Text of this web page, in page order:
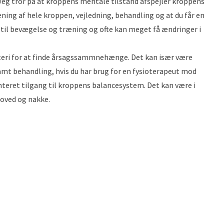
af hele kroppen, vejledning, behandling og at du får en
bevægelse og træning og ofte kan meget få ændringer i
for at finde årsagssammnehænge. Det kan især være
behandling, hvis du har brug for en fysioterapeut mod
tilgang til kroppens balancesystem. Det kan være i
og nakke.